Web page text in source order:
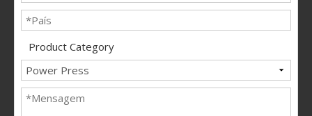
Product Category